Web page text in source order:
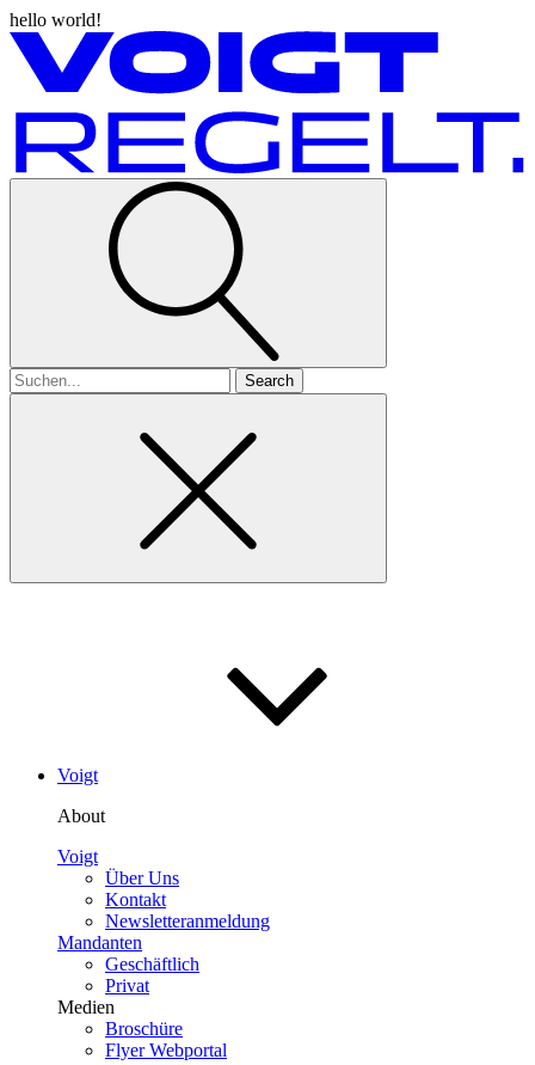
hello world!
Search
for
Voigt
About
Voigt
Über Uns
Kontakt
Newsletteranmeldung
Mandanten
Geschäftlich
Privat
Medien
Broschüre
Flyer Webportal